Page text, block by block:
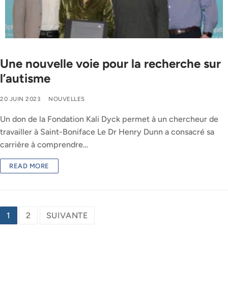
Une nouvelle voie pour la recherche sur
l’autisme
20 JUIN 2023 NOUVELLES
Un don de la Fondation Kali Dyck permet à un chercheur de
travailler à Saint-Boniface Le Dr Henry Dunn a consacré sa
carrière à comprendre…
READ MORE
Pagination
1 2 SUIVANTE